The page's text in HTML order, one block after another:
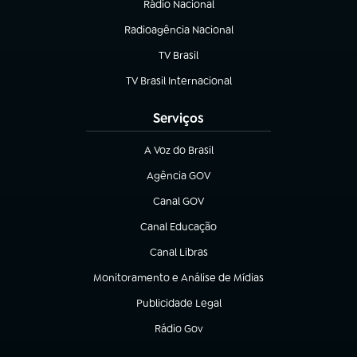
Rádio Nacional
Radioagência Nacional
(abre em nova aba)
TV Brasil
(abre em nova aba)
TV Brasil Internacional
(abre em nova aba)
Serviços
A Voz do Brasil
(abre em nova aba)
Agência GOV
(abre em nova aba)
Canal GOV
(abre em nova aba)
Canal Educação
(abre em nova aba)
Canal Libras
(abre em nova aba)
Monitoramento e Análise de Mídias
(abre em nova aba)
Publicidade Legal
(abre em nova aba)
Rádio Gov
(abre em nova aba)